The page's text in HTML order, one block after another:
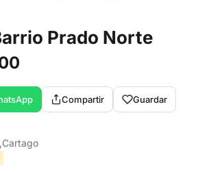
Prado Norte
Compartir Guardar
Cartago